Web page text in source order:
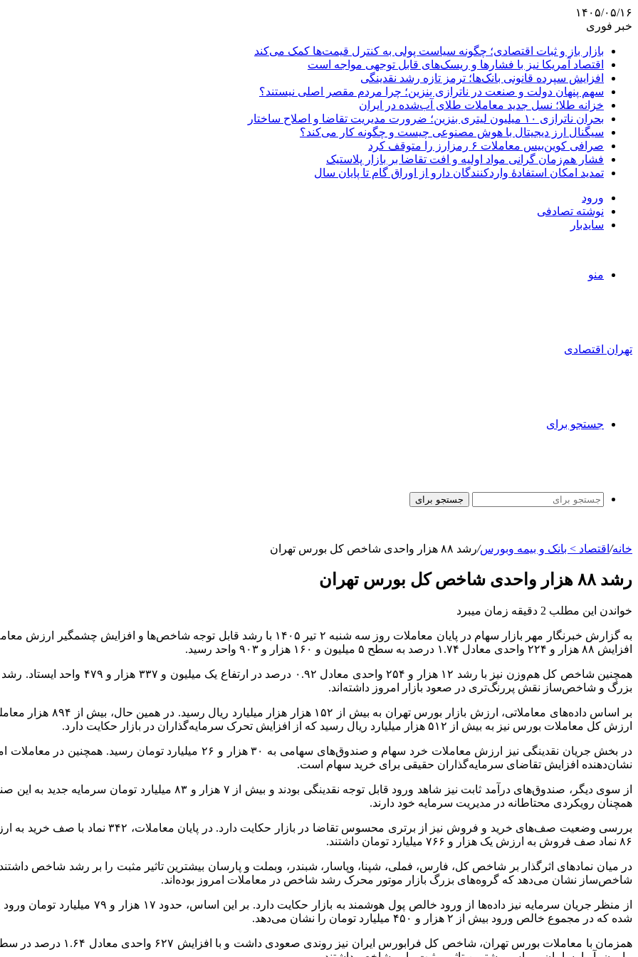
۱۴۰۵/۰۵/۱۶
خبر فوری
بازار باز و ثبات اقتصادی؛ چگونه سیاست پولی به کنترل قیمت‌ها کمک می‌کند
اقتصاد آمریکا نیز با فشارها و ریسک‌های قابل توجهی مواجه است
افزایش سپرده قانونی بانک‌ها؛ ترمز تازه رشد نقدینگی
سهم پنهان دولت و صنعت در ناترازی بنزین؛ چرا مردم مقصر اصلی نیستند؟
خزانه طلا؛ نسل جدید معاملات طلای آب‌شده در ایران
بحران ناترازی ۱۰ میلیون لیتری بنزین؛ ضرورت مدیریت تقاضا و اصلاح ساختار
سیگنال ارز دیجیتال با هوش مصنوعی چیست و چگونه کار می‌کند؟
صرافی کوین‌بیس معاملات ۶ رمزارز را متوقف کرد
فشار هم‌زمان گرانی مواد اولیه و افت تقاضا بر بازار پلاستیک
تمدید امکان استفادۀ واردکنندگان دارو از اوراق گام تا پایان سال
ورود
نوشته تصادفی
سایدبار
منو
تهران اقتصادی
جستجو برای
جستجو برای
خانه/ اقتصاد > بانک و بیمه وبورس/رشد ۸۸ هزار واحدی شاخص کل بورس تهران
رشد ۸۸ هزار واحدی شاخص کل بورس تهران
خواندن این مطلب 2 دقیقه زمان میبرد
به گزارش خبرنگار مهر بازار سهام در پایان معاملات روز سه شنبه ۲ تیر ۱۴۰۵ با رشد
افزایش ۸۸ هزار و ۲۲۴ واحدی معادل ۱.۷۴ درصد به سطح ۵ میلیون و ۱۶۰ هزار و ۹۰۳ واحد رسید.
همچنین شاخص کل هم‌وزن نیز با رشد
بزرگ و شاخص‌ساز نقش پررنگ‌تری در صعود بازار امروز داشته‌اند.
ارزش کل معاملات بورس نیز به بیش از ۵۱۲ هزار میلیارد ریال رسید که از افزایش تحرک سرمایه‌گذاران در بازار حکایت دارد.
نشان‌دهنده افزایش تقاضای سرمایه‌گذاران حقیقی برای خرید سهام است.
از سوی دیگر، صندوق‌های درآمد ثابت نیز شاهد ورود قابل توجه
همچنان رویکردی محتاطانه در مدیریت سرمایه خود دارند.
۸۶ نماد صف فروش به ارزش یک هزار و ۷۶۶ میلیارد تومان داشتند.
در میان نمادهای اثرگذار بر شاخص کل، فارس، فملی، شپنا، وپاسار، شبندر، وبملت و پارسان بیشترین تاثیر مثبت را بر رشد شاخص
شاخص‌ساز نشان می‌دهد که گروه‌های بزرگ بازار موتور محرک رشد شاخص در معاملات امروز بوده‌اند.
شده که در مجموع خالص ورود بیش از ۲ هزار و ۴۵۰ میلیارد تومان را نشان می‌دهد.